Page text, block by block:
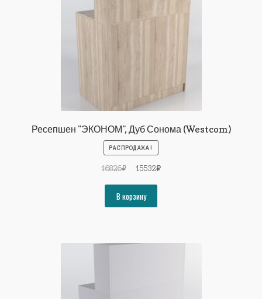
Ресепшен "ЭКОНОМ", Дуб Сонома (Westcom)
РАСПРОДАЖА!
16826₽
Первоначальная
составляла
16826₽.
15532₽Текущая
В корзину